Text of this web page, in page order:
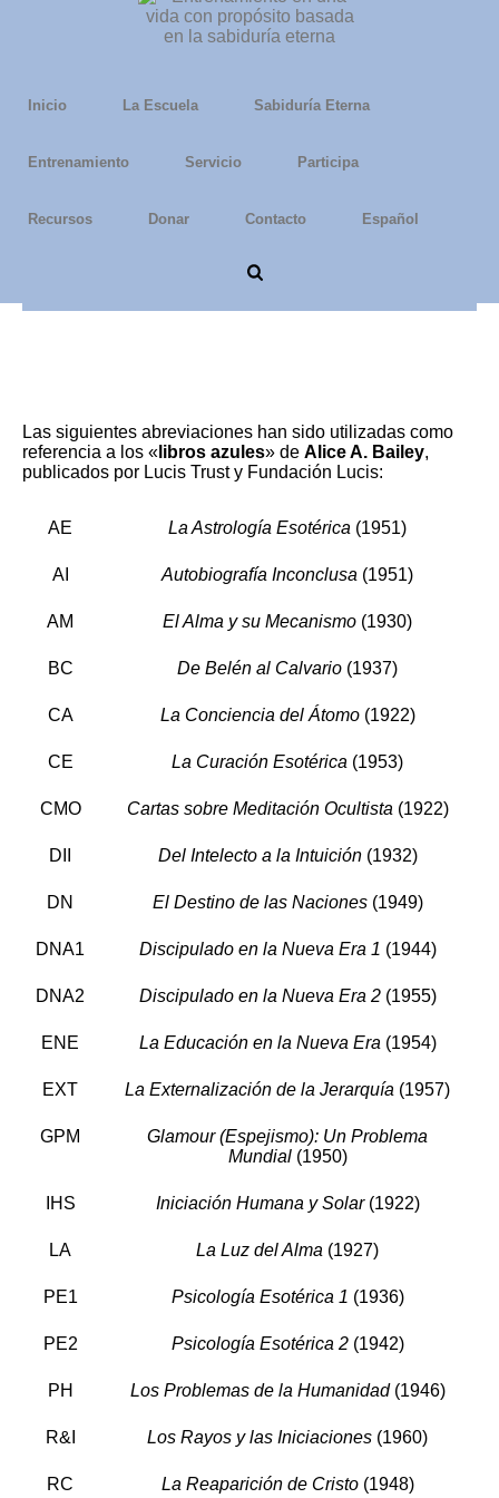
Inicio La Escuela Sabiduría Eterna
Entrenamiento Servicio Participa
Recursos Donar Contacto Español
Lista de Libros Azules
Las siguientes abreviaciones han sido utilizadas como
referencia a los « libros azules» de Alice A. Bailey,
publicados por Lucis Trust y Fundación Lucis:
AE La Astrología Esotérica (1951)
AI Autobiografía Inconclusa (1951)
AM El Alma y su Mecanismo (1930)
BC De Belén al Calvario (1937)
CA La Conciencia del Átomo(1922)
CE La Curación Esotérica (1953)
CMO Cartas sobre Meditación Ocultista (1922)
DII Del Intelecto a la Intuición(1932)
DN El Destino de las Naciones(1949)
DNA1 Discipulado en la Nueva Era 1 (1944)
DNA2 Discipulado en la Nueva Era 2(1955)
ENE La Educación en la Nueva Era (1954)
EXT La Externalización de la Jerarquía (1957)
GPM
Glamour (Espejismo): Un Problema
Mundial(1950)
IHS Iniciación Humana y Solar (1922)
LA La Luz del Alma (1927)
PE1 Psicología Esotérica 1 (1936)
PE2 Psicología Esotérica 2(1942)
PH Los Problemas de la Humanidad(1946)
R&I Los Rayos y las Iniciaciones (1960)
RC La Reaparición de Cristo(1948)